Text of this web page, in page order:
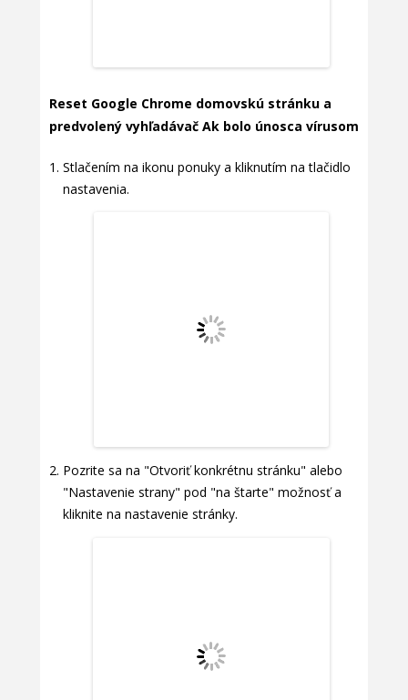
Reset Google Chrome domovskú stránku a
predvolený vyhľadávač Ak bolo únosca vírusom
Stlačením na ikonu ponuky a kliknutím na tlačidlo
nastavenia.
Pozrite sa na "Otvoriť konkrétnu stránku" alebo
"Nastavenie strany" pod "na štarte" možnosť a
kliknite na nastavenie stránky.